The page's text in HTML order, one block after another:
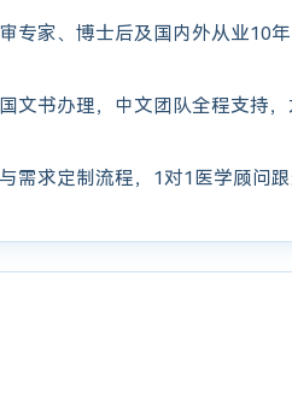
专家、博士后及国内外从业10
文书办理，中文团队全程支持
需求定制流程，1对1医学顾问跟